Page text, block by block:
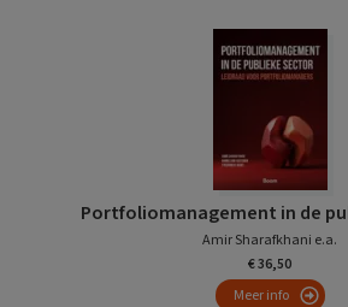
Portfoliomanagement in de
Amir Sharafkhani e.a.
€ 36,50
Meer info